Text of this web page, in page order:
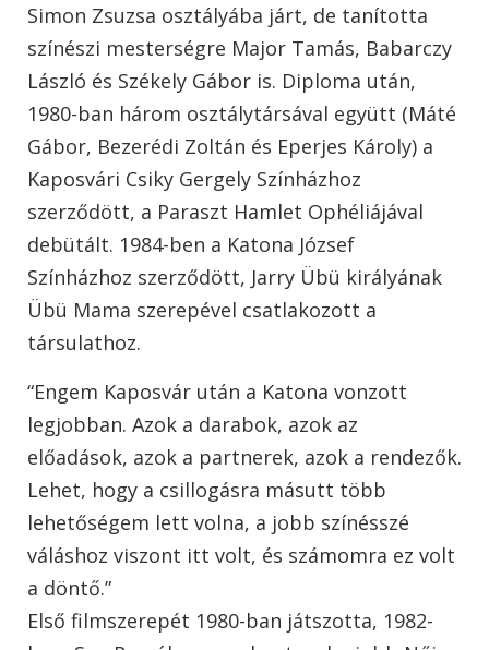
Simon Zsuzsa osztályába járt, de tanította
színészi mesterségre Major Tamás, Babarczy
László és Székely Gábor is. Diploma után,
1980-ban három osztálytársával együtt (Máté
Gábor, Bezerédi Zoltán és Eperjes Károly) a
Kaposvári Csiky Gergely Színházhoz
szerződött, a Paraszt Hamlet Ophéliájával
debütált. 1984-ben a Katona József
Színházhoz szerződött, Jarry Übü királyának
Übü Mama szerepével csatlakozott a
társulathoz.
“Engem Kaposvár után a Katona vonzott
legjobban. Azok a darabok, azok az
előadások, azok a partnerek, azok a rendezők.
Lehet, hogy a csillogásra másutt több
lehetőségem lett volna, a jobb színésszé
váláshoz viszont itt volt, és számomra ez volt
a döntő.”
Első filmszerepét 1980-ban játszotta, 1982-